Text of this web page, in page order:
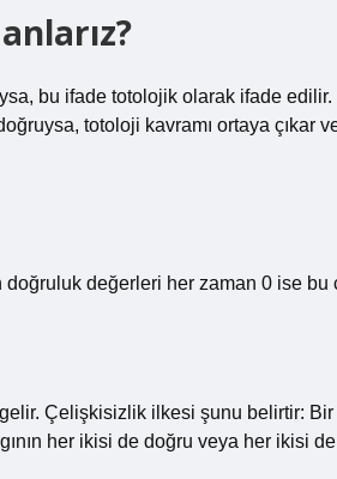
bu ifade totolojik olarak ifade
totoloji kavramı ortaya çıkar
değerleri her zaman 0 ise bu
Çelişkisizlik ilkesi şunu belirtir: Bir
her ikisi de doğru veya her ikisi